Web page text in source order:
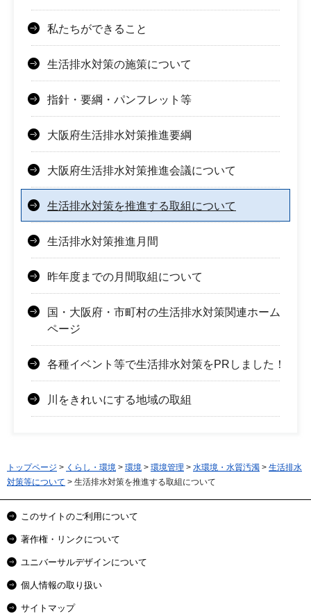
私たちができること
生活排水対策の施策について
指針・要綱・パンフレット等
大阪府生活排水対策推進要綱
大阪府生活排水対策推進会議について
生活排水対策を推進する取組について
生活排水対策推進月間
昨年度までの月間取組について
国・大阪府・市町村の生活排水対策関連ホーム
ページ
各種イベント等で生活排水対策をPRしました！
川をきれいにする地域の取組
トップページ > くらし・環境 > 環境 > 環境管理 > 水環境・水質汚濁 > 生活排水
対策等について > 生活排水対策を推進する取組について
このサイトのご利用について
著作権・リンクについて
ユニバーサルデザインについて
個人情報の取り扱い
サイトマップ